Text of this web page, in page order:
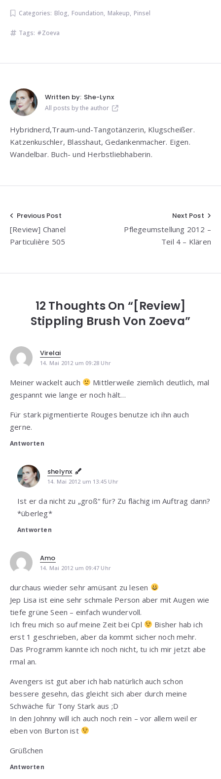
Categories: Blog, Foundation, Makeup, Pinsel
Tags: Zoeva
Written by: She-Lynx
All posts by the author
Hybridnerd,Traum-und-Tangotänzerin, Klugscheißer.
Katzenkuschler, Blasshaut, Gedankenmacher. Eigen.
Wandelbar. Buch- und Herbstliebhaberin.
Beitragsnavigation
Previous Post
[Review] Chanel
Particulière 505
Next Post
Pflegeumstellung 2012 –
Teil 4 – Klären
12 Thoughts On “[Review]
Stippling Brush Von Zoeva”
Virelai
14. Mai 2012 um 09:28 Uhr
Meiner wackelt auch
Mittlerweile ziemlich deutlich, mal
gespannt wie lange er noch hält…
Für stark pigmentierte Rouges benutze ich ihn auch
gerne.
Antworten
shelynx
14. Mai 2012 um 13:45 Uhr
Ist er da nicht zu „groß“ für? Zu flächig im Auftrag dann?
*überleg*
Antworten
Amo
14. Mai 2012 um 09:47 Uhr
durchaus wieder sehr amüsant zu lesen
Jep Lisa ist eine sehr schmale Person aber mit Augen wie
tiefe grüne Seen – einfach wundervoll.
Ich freu mich so auf meine Zeit bei Cpl
Bisher hab ich
erst 1 geschrieben, aber da kommt sicher noch mehr.
Das Programm kannte ich noch nicht, tu ich mir jetzt abe
rmal an.
Avengers ist gut aber ich hab natürlich auch schon
bessere gesehn, das gleicht sich aber durch meine
Schwäche für Tony Stark aus ;D
In den Johnny will ich auch noch rein – vor allem weil er
eben von Burton ist
Grüßchen
Antworten